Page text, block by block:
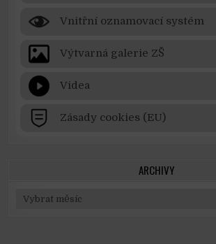
Vnitřní oznamovací systém
Výtvarná galerie ZŠ
Videa
Zásady cookies (EU)
ARCHIVY
Archivy